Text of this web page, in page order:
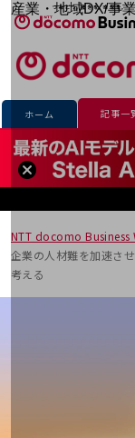
産業・地域DX/事
OPEN HUB for
自律・分散・協調型社
「社会可能性」を探究
OPEN HUB for Plural
イベント/ウェビナー
記事コンテンツ
プレイヤー(カタリ
事例
Smart World
産業・地域DXプラット
企業と地域が持続成長す
Smart City
Smart Education
Smart Healthcare
Smart Industry
地域社会を支える皆さま
サイト内検索
開く
メニュー
開く
フリーワードを入
フリーワードで
ホーム 記事一
NTT docomo Business
企業の人材難を加速さ
考える